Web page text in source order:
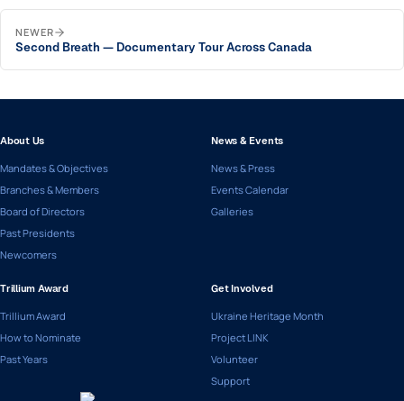
NEWER
Second Breath — Documentary Tour Across Canada
About Us
Mandates & Objectives
Branches & Members
Board of Directors
Past Presidents
Newcomers
News & Events
News & Press
Events Calendar
Galleries
Trillium Award
Trillium Award
How to Nominate
Past Years
Get Involved
Ukraine Heritage Month
Project LINK
Volunteer
Support